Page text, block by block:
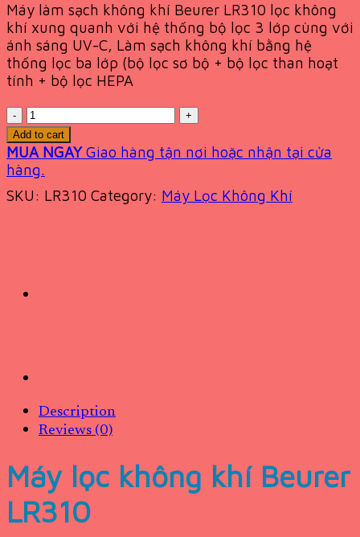
Máy làm sạch không khí Beurer LR310 lọc không
khí xung quanh với hệ thống bộ lọc 3 lớp cùng với
ánh sáng UV-C, Làm sạch không khí bằng hệ
thống lọc ba lớp (bộ lọc sơ bộ + bộ lọc than hoạt
tính + bộ lọc HEPA
Quantity
Add to cart
MUA NGAY Giao hàng tận nơi hoặc nhận tại cửa
hàng.
SKU: LR310 Category: Máy Lọc Không Khí
Description
Reviews (0)
Máy lọc không khí Beurer
LR310